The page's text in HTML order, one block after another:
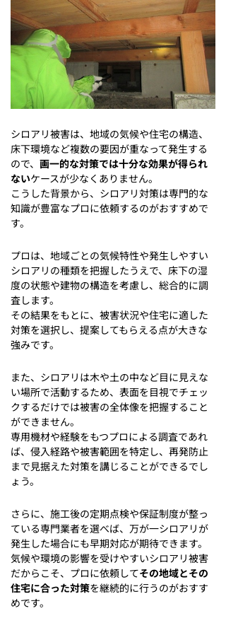
シロアリ被害は、地域の気候や住宅の構造、
床下環境など複数の要因が重なって発生する
ので、 画一的な対策では十分な効果が得られ
ないケースが少なくありません。
こうした背景から、シロアリ対策は専門的な
知識が豊富なプロに依頼するのがおすすめで
す。
プロは、地域ごとの気候特性や発生しやすい
シロアリの種類を把握したうえで、床下の湿
度の状態や建物の構造を考慮し、総合的に調
査します。
その結果をもとに、被害状況や住宅に適した
対策を選択し、提案してもらえる点が大きな
強みです。
また、シロアリは木や土の中など目に見えな
い場所で活動するため、表面を目視でチェッ
クするだけでは被害の全体像を把握すること
ができません。
専用機材や経験をもつプロによる調査であれ
ば、侵入経路や被害範囲を特定し、再発防止
まで見据えた対策を講じることができるでし
ょう。
さらに、施工後の定期点検や保証制度が整っ
ている専門業者を選べば、万が一シロアリが
発生した場合にも早期対応が期待できます。
気候や環境の影響を受けやすいシロアリ被害
だからこそ、プロに依頼してその地域とその
住宅に合った対策を継続的に行うのがおすす
めです。